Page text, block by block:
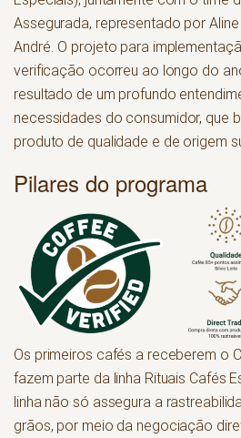
Assegurada, representado por
André. O projeto para
verificação ocorreu ao longo do
resultado de um profundo
necessidades do consumidor, que
produto de qualidade e de origem
Pilares do programa
Os primeiros cafés a receberem o
fazem parte da linha Rituais Cafés
linha não só assegura a
grãos, por meio da negociação